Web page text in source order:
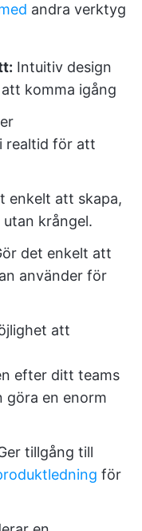
andra verktyg
Intuitiv design
komma igång
realtid för att
enkelt att skapa,
krångel.
det enkelt att
använder för
att
efter ditt teams
göra en enorm
tillgång till
för